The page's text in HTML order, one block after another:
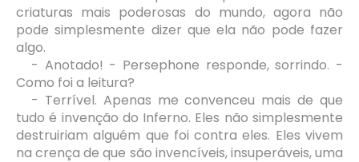
criaturas mais poderosas do mundo, agora não
pode simplesmente dizer que ela não pode fazer
algo.
- Anotado! - Persephone responde, sorrindo. -
Como foi a leitura?
- Terrível. Apenas me convenceu mais de que
tudo é invenção do Inferno. Eles não simplesmente
destruiriam alguém que foi contra eles. Eles vivem
na crença de que são invencíveis, insuperáveis, uma